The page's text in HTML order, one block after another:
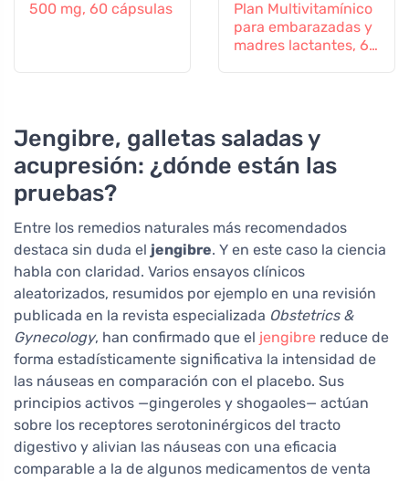
500 mg, 60 cápsulas
Plan Multivitamínico
para embarazadas y
madres lactantes, 60
Jengibre, galletas saladas y
acupresión: ¿dónde están las
pruebas?
Entre los remedios naturales más recomendados
destaca sin duda el jengibre. Y en este caso la ciencia
habla con claridad. Varios ensayos clínicos
aleatorizados, resumidos por ejemplo en una revisión
publicada en la revista especializada Obstetrics &
Gynecology, han confirmado que el jengibre reduce de
forma estadísticamente significativa la intensidad de
las náuseas en comparación con el placebo. Sus
principios activos —gingeroles y shogaoles— actúan
sobre los receptores serotoninérgicos del tracto
digestivo y alivian las náuseas con una eficacia
comparable a la de algunos medicamentos de venta